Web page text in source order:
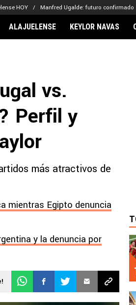
HOY Manfred Ugalde: futuro confirmado
Alajuelense
Herediano
Comunicaciones
Olimpia
Real Estelí
ALAJUELENSE KEYLOR NAVAS
vs.
Perfil y
más atractivos de
mientras Egipto denuncia
y la denuncia por